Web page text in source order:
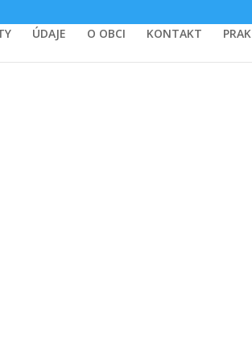
ÚDAJE O OBCI KONTAKT